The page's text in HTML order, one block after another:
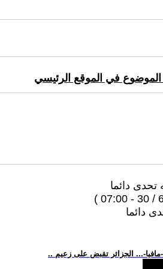
الموضوع في الموقع الرئيسي
دائما
مافيا-... الجزائر تقبض على زعيم